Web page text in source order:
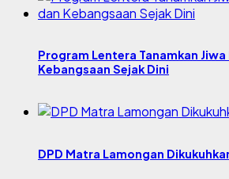
Program Lentera Tanamkan
Kebangsaan Sejak Dini
DPD Matra Lamongan